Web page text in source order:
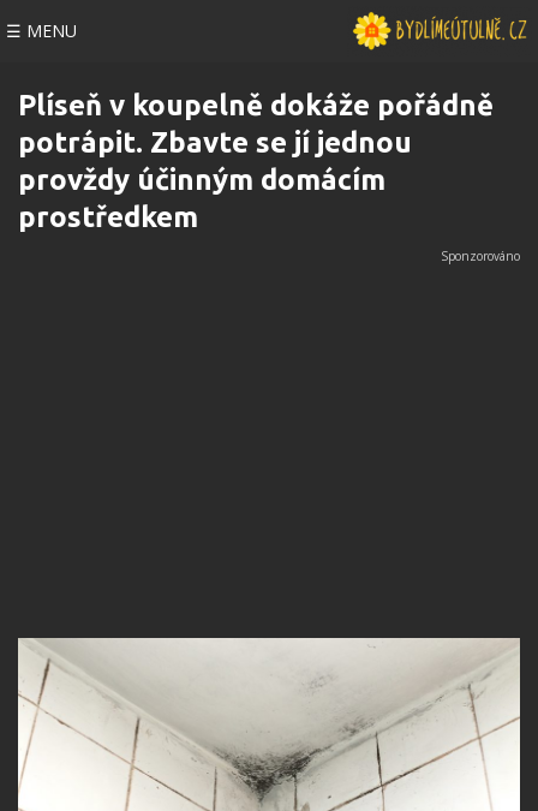
☰ MENU
Plíseň v koupelně dokáže pořádně
potrápit. Zbavte se jí jednou
provždy účinným domácím
prostředkem